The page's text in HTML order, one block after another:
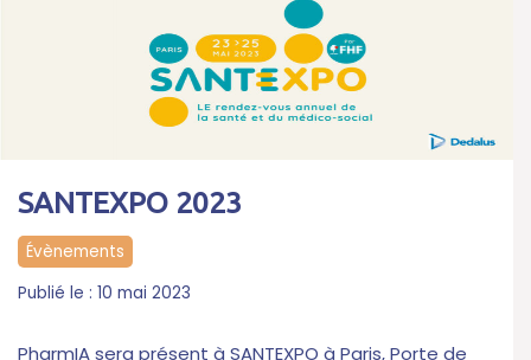
SANTEXPO 2023
Évènements
10 mai 2023
PharmIA sera présent à SANTEXPO à Paris, Porte de